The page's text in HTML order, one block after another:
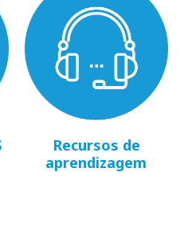
Recursos de
aprendizagem